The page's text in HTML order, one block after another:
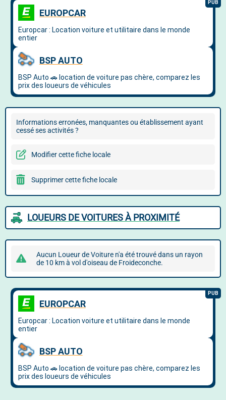
Informations erronées, manquantes ou établissement ayant
cessé ses activités ?
Modifier cette fiche locale
Supprimer cette fiche locale
LOUEURS DE VOITURES À PROXIMITÉ
Aucun Loueur de Voiture n'a été trouvé dans un rayon
de 10 km à vol d'oiseau de Froideconche.